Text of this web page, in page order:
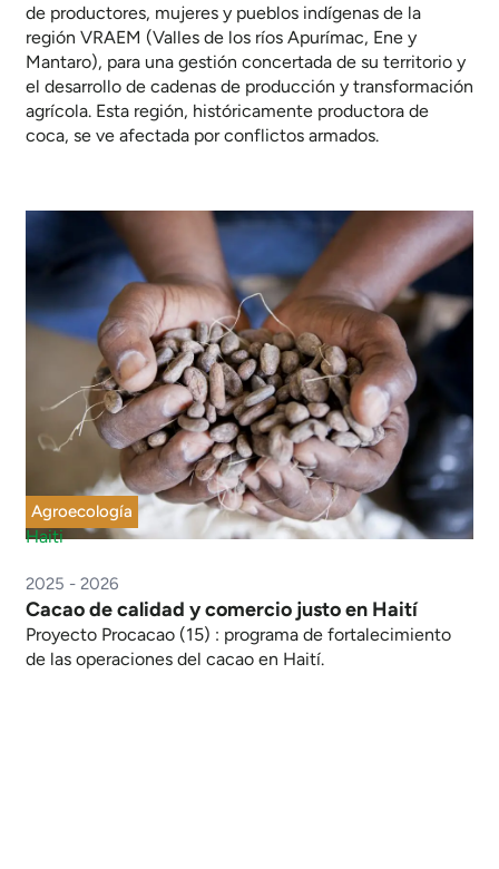
de productores, mujeres y pueblos indígenas de la
región VRAEM (Valles de los ríos Apurímac, Ene y
Mantaro), para una gestión concertada de su territorio y
el desarrollo de cadenas de producción y transformación
agrícola. Esta región, históricamente productora de
coca, se ve afectada por conflictos armados.
Agroecología
Haiti
2025 - 2026
Cacao de calidad y comercio justo en Haití
Proyecto Procacao (15) : programa de fortalecimiento
de las operaciones del cacao en Haití.